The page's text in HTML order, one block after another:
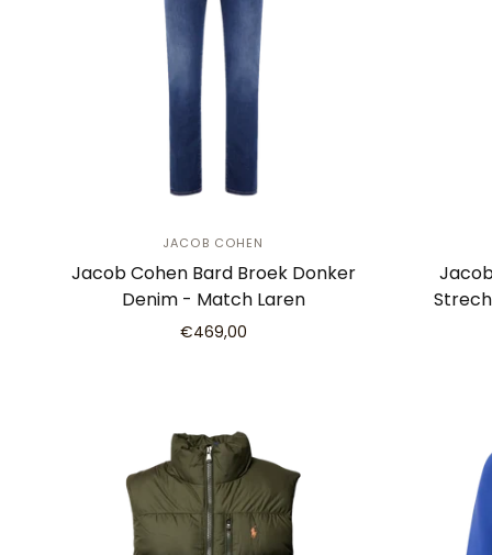
JACOB COHEN
Jacob Cohen Bard Broek Donker
Denim - Match Laren
€469,00